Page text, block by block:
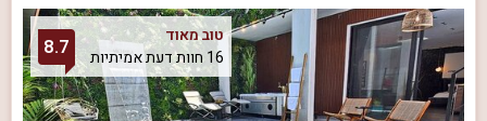
טוב מאוד
16 חוות דעת אמיתיות
8.7